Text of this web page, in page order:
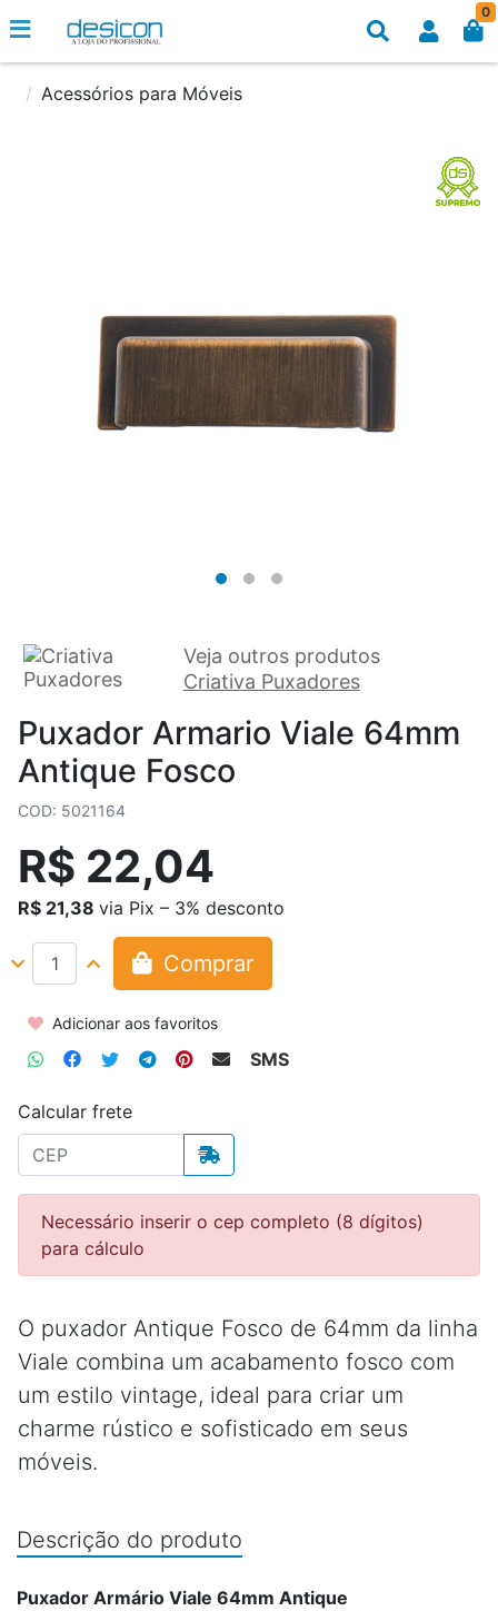
0
Acessórios para Móveis
Veja outros produtos
Criativa Puxadores
Puxador Armario Viale 64mm
Antique Fosco
COD: 5021164
R$ 22,04
R$ 21,38 via Pix – 3% desconto
Comprar
Adicionar aos favoritos
SMS
Calcular frete
Necessário inserir o cep completo (8 dígitos)
para cálculo
O puxador Antique Fosco de 64mm da linha
Viale combina um acabamento fosco com
um estilo vintage, ideal para criar um
charme rústico e sofisticado em seus
móveis.
Descrição do produto
Puxador Armário Viale 64mm Antique